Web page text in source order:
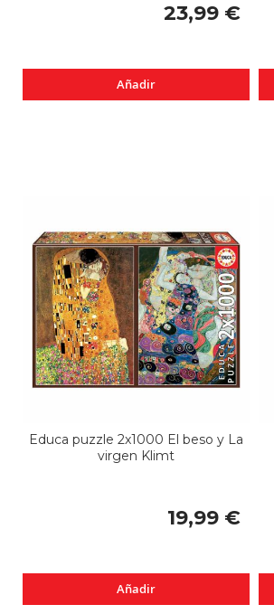
23,99 €
Añadir
Educa puzzle 2x1000 El beso y La
virgen Klimt
19,99 €
Añadir